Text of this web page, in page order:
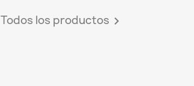
Todos los productos 